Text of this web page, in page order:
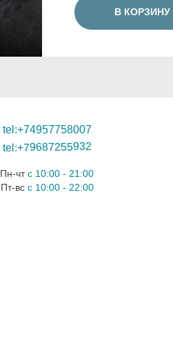
В КОРЗИНУ
Пн-чтс 10:00 - 21:00
Пт-вс с 10:00 - 22:00
tel:+74957758007
tel:+79687255932